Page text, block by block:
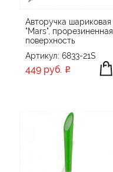
Авторучка шариковая
"Mars", прорезиненная
поверхность
Артикул: 6833-21S
449 руб.